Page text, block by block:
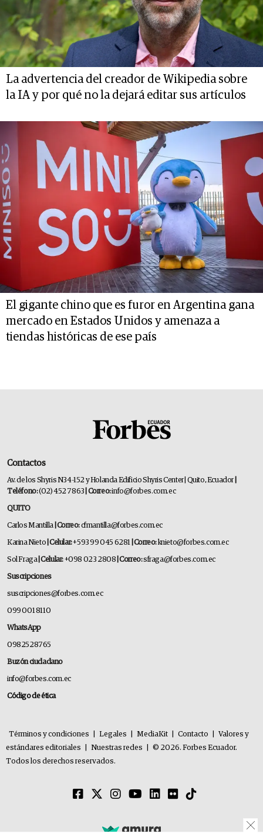
La advertencia del creador de Wikipedia sobre
la IA y por qué no la dejará editar sus artículos
El gigante chino que es furor en Argentina gana
mercado en Estados Unidos y amenaza a
tiendas históricas de ese país
Contactos
Av. de los Shyris N34-152 y Holanda Edificio Shyris Center | Quito, Ecuador
Teléfono:(02) 452 7863 | Correo:info@forbes.com.ec
QUITO
Carlos Mantilla | Correo:cfmantilla@forbes.com.ec
Karina Nieto | Celular:+593 99 045 6281 | Correo:knieto@forbes.com.ec
Sol Fraga| Celular:+098 023 2808 | Correo:sfraga@forbes.com.ec
Suscripciones
suscripciones@forbes.com.ec
099 001 8110
WhatsApp
0982528765
Buzón ciudadano
info@forbes.com.ec
Código de ética
Términos y condiciones Legales MediaKit Contacto
Valores y
estándares editoriales
Nuestras redes
© 2026. Forbes Ecuador.
Todos los derechos reservados.